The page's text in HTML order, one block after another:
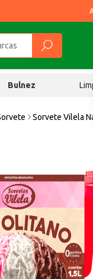
Bulnez
Sorvete Vilela